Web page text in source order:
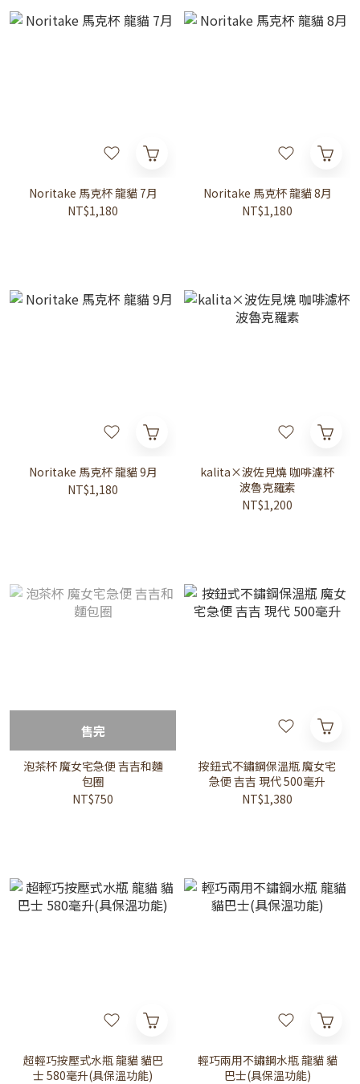
Noritake 馬克杯 龍貓 7月
NT$1,180
Noritake 馬克杯 龍貓 8月
NT$1,180
Noritake 馬克杯 龍貓 9月
NT$1,180
kalita×波佐見燒 咖啡濾杯
波魯克羅素
NT$1,200
售完
泡茶杯 魔女宅急便 吉吉和麵
包圈
NT$750
按鈕式不鏽鋼保溫瓶 魔女宅
急便 吉吉 現代 500毫升
NT$1,380
超輕巧按壓式水瓶 龍貓 貓巴
士 580毫升(具保溫功能)
輕巧兩用不鏽鋼水瓶 龍貓 貓
巴士(具保溫功能)